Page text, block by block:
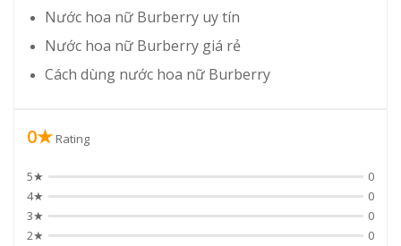
Nước hoa nữ Burberry uy tín
Nước hoa nữ Burberry giá rẻ
Cách dùng nước hoa nữ Burberry
0★ Rating
5★
0
4★
0
3★
0
2★
0